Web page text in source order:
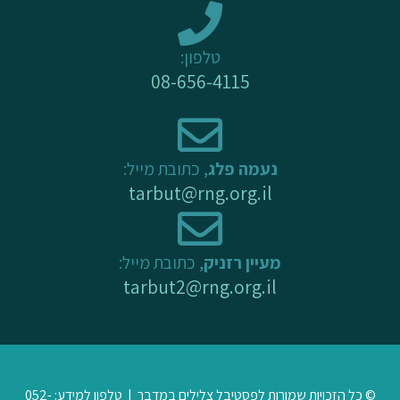
k
-
f
טלפון:
08-656-4115
נעמה פלג, כתובת מייל:
tarbut@rng.org.il
מעיין רזניק, כתובת מייל:
tarbut2@rng.org.il
© כל הזכויות שמורות לפסטיבל צלילים במדבר | טלפון למידע: 052-